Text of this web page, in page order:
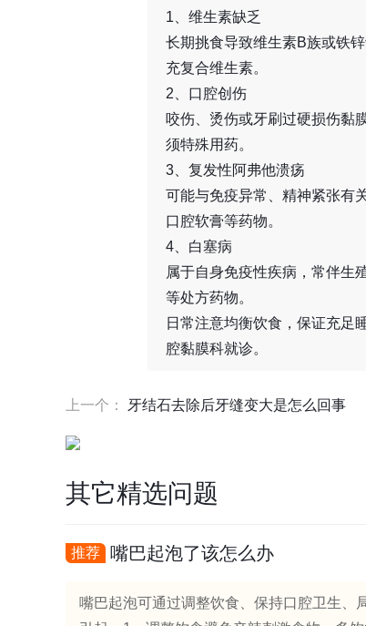
1、维生素缺乏
长期挑食导致维生素B族或铁
充复合维生素。
2、口腔创伤
咬伤、烫伤或牙刷过硬损伤黏
须特殊用药。
3、复发性阿弗他溃疡
可能与免疫异常、精神紧张有
口腔软膏等药物。
4、白塞病
属于自身免疫性疾病，常伴生
等处方药物。
日常注意均衡饮食，保证充足
腔黏膜科就诊。
上一个： 牙结石去除后牙缝变大是怎么回事
其它精选问题
推荐 嘴巴起泡了该怎么办
嘴巴起泡可通过调整饮食、保持口腔卫生、